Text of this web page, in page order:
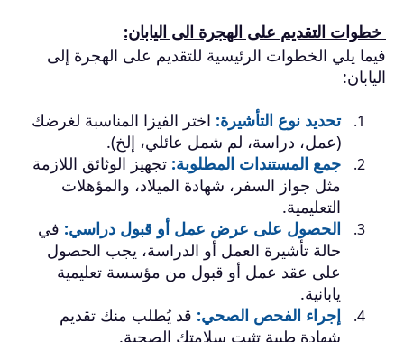
خطوات التقديم على الهجرة الى اليابان:
فيما يلي الخطوات الرئيسية للتقديم على الهجرة إلى
اليابان:
تحديد نوع التأشيرة: اختر الفيزا المناسبة لغرضك
(عمل، دراسة، لم شمل عائلي، إلخ).
جمع المستندات المطلوبة: تجهيز الوثائق اللازمة
مثل جواز السفر، شهادة الميلاد، والمؤهلات
التعليمية.
الحصول على عرض عمل أو قبول دراسي: في
حالة تأشيرة العمل أو الدراسة، يجب الحصول
على عقد عمل أو قبول من مؤسسة تعليمية
يابانية.
إجراء الفحص الصحي: قد يُطلب منك تقديم
شهادة طبية تثبت سلامتك الصحية.